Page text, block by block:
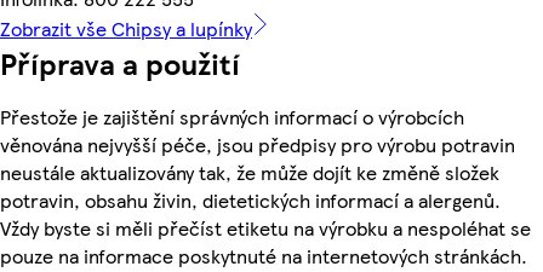
Zobrazit vše Chipsy a lupínky
Příprava a použití
Přestože je zajištění správných informací o výrobcích
věnována nejvyšší péče, jsou předpisy pro výrobu potravin
neustále aktualizovány tak, že může dojít ke změně složek
potravin, obsahu živin, dietetických informací a alergenů.
Vždy byste si měli přečíst etiketu na výrobku a nespoléhat se
pouze na informace poskytnuté na internetových stránkách.